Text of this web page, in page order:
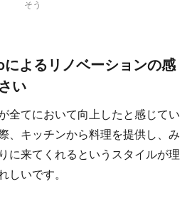
そう
よるリノベーションの感
い
全てにおいて向上したと感じてい
、キッチンから料理を提供し、み
に来てくれるというスタイルが理
しいです。